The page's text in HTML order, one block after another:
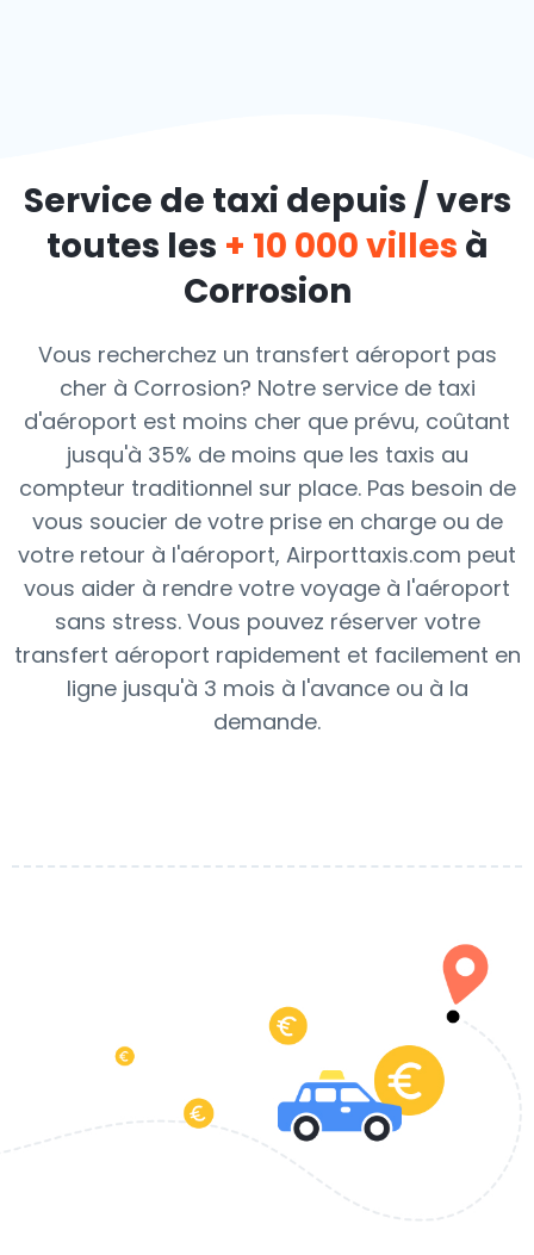
Service de taxi depuis / vers
toutes les + 10 000 villes à
Corrosion
Vous recherchez un transfert aéroport pas
cher à Corrosion? Notre service de taxi
d'aéroport est moins cher que prévu, coûtant
jusqu'à 35% de moins que les taxis au
compteur traditionnel sur place. Pas besoin de
vous soucier de votre prise en charge ou de
votre retour à l'aéroport, Airporttaxis.com peut
vous aider à rendre votre voyage à l'aéroport
sans stress. Vous pouvez réserver votre
transfert aéroport rapidement et facilement en
ligne jusqu'à 3 mois à l'avance ou à la
demande.